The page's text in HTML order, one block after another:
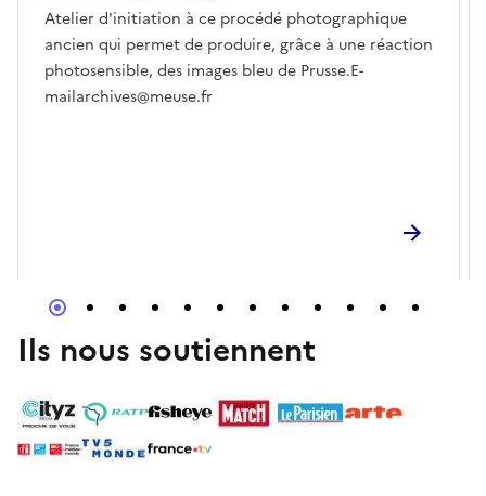
Atelier d'initiation à ce procédé photographique
ancien qui permet de produire, grâce à une réaction
photosensible, des images bleu de Prusse.E-
mailarchives@meuse.fr
Ils nous soutiennent